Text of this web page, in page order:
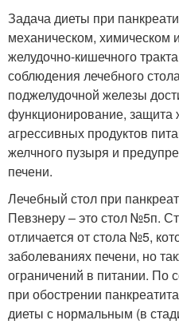
Задача диеты при
механическом, химическом
желудочно-кишечного
соблюдения лечебного
поджелудочной железы
функционирование, защита
агрессивных продуктов
желчного пузыря и
печени.
Лечебный стол при
Певзнеру – это стол №5п.
отличается от стола №5,
заболеваниях печени, но
ограничений в питании.
при обострении
диеты с нормальным (в